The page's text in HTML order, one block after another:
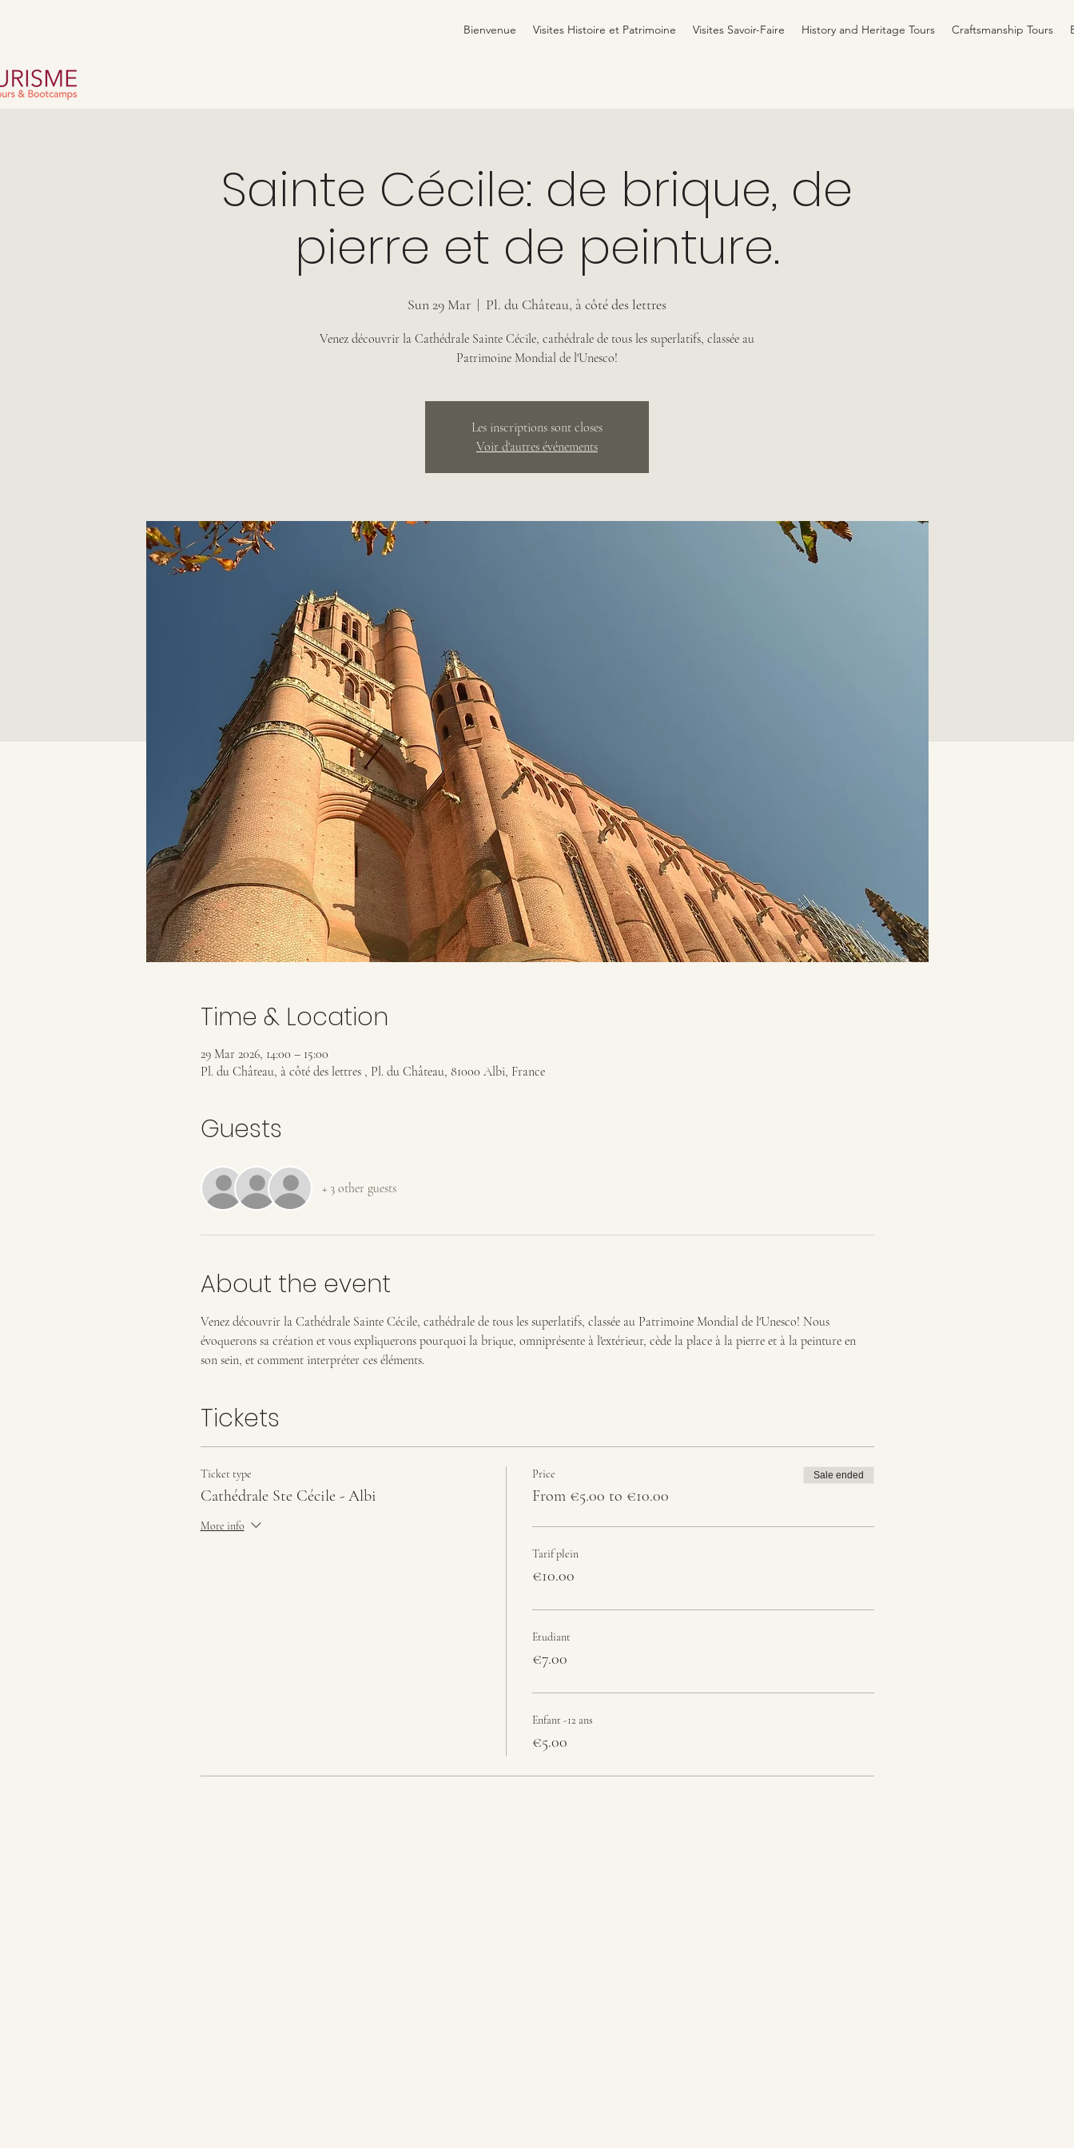
Bienvenue Visites Histoire et Patrimoine Visites Savoir-Faire History and Heritage Tours Craftsmanship Tours
Sainte Cécile: de brique, de
pierre et de peinture.
Sun 29 Mar
  |
Pl. du Château, à côté des lettres
Venez découvrir la Cathédrale Sainte Cécile, cathédrale de tous les superlatifs, classée au
Patrimoine Mondial de l'Unesco!
Les inscriptions sont closes
Voir d'autres événements
Time & Location
29 Mar 2026, 14:00 – 15:00
Pl. du Château, à côté des lettres , Pl. du Château, 81000 Albi, France
Guests
+ 3 other guests
About the event
Venez découvrir la Cathédrale Sainte Cécile, cathédrale de tous les superlatifs, classée au Patrimoine Mondial de l'Unesco! Nous
évoquerons sa création et vous expliquerons pourquoi la brique, omniprésente à l'extérieur, cède la place à la pierre et à la peinture en
son sein, et comment interpréter ces éléments.
Tickets
Ticket type
Cathédrale Ste Cécile - Albi
More info
Price
From €5.00 to €10.00
Sale ended
Tarif plein
€10.00
Etudiant
€7.00
Enfant -12 ans
€5.00